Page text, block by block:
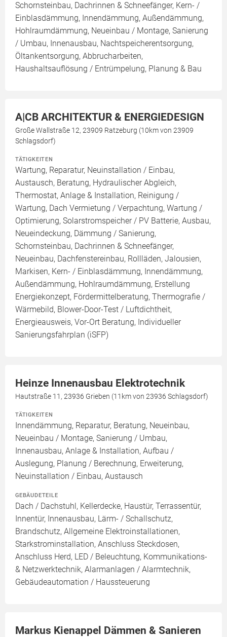
Schornsteinbau, Dachrinnen & Schneefänger, Kern- /
Einblasdämmung, Innendämmung, Außendämmung,
Hohlraumdämmung, Neueinbau / Montage, Sanierung
/ Umbau, Innenausbau, Nachtspeicherentsorgung,
Öltankentsorgung, Abbrucharbeiten,
Haushaltsauflösung / Entrümpelung, Planung & Bau
A|CB ARCHITEKTUR & ENERGIEDESIGN
Große Wallstraße 12, 23909 Ratzeburg (10km von 23909
Schlagsdorf)
TÄTIGKEITEN
Wartung, Reparatur, Neuinstallation / Einbau,
Austausch, Beratung, Hydraulischer Abgleich,
Thermostat, Anlage & Installation, Reinigung /
Wartung, Dach Vermietung / Verpachtung, Wartung /
Optimierung, Solarstromspeicher / PV Batterie, Ausbau,
Neueindeckung, Dämmung / Sanierung,
Schornsteinbau, Dachrinnen & Schneefänger,
Neueinbau, Dachfenstereinbau, Rollläden, Jalousien,
Markisen, Kern- / Einblasdämmung, Innendämmung,
Außendämmung, Hohlraumdämmung, Erstellung
Energiekonzept, Fördermittelberatung, Thermografie /
Wärmebild, Blower-Door-Test / Luftdichtheit,
Energieausweis, Vor-Ort Beratung, Individueller
Sanierungsfahrplan (iSFP)
Heinze Innenausbau Elektrotechnik
Hautstraße 11, 23936 Grieben (11km von 23936 Schlagsdorf)
TÄTIGKEITEN
Innendämmung, Reparatur, Beratung, Neueinbau,
Neueinbau / Montage, Sanierung / Umbau,
Innenausbau, Anlage & Installation, Aufbau /
Auslegung, Planung / Berechnung, Erweiterung,
Neuinstallation / Einbau, Austausch
GEBÄUDETEILE
Dach / Dachstuhl, Kellerdecke, Haustür, Terrassentür,
Innentür, Innenausbau, Lärm- / Schallschutz,
Brandschutz, Allgemeine Elektroinstallationen,
Starkstrominstallation, Anschluss Steckdosen,
Anschluss Herd, LED / Beleuchtung, Kommunikations-
& Netzwerktechnik, Alarmanlagen / Alarmtechnik,
Gebäudeautomation / Haussteuerung
Markus Kienappel Dämmen & Sanieren